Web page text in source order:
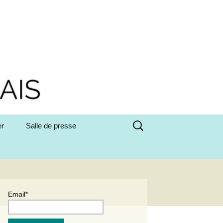
Salle de presse
Rechercher :
Email*